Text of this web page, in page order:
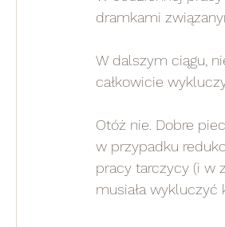
dramkami
W dalszym ciągu,
całkowicie
Otóż nie. Dobre
w przypadku
pracy tarczycy (i w
musiała wykluczyć